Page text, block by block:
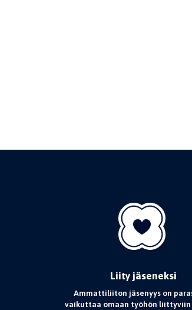
Liity jäseneksi
Ammattiliiton jäsenyys on
vaikuttaa omaan työhön liittyviin